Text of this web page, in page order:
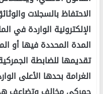
الاحتفاظ بالسجلات
المدة المحددة فيها أو
تقديمها للضابطة
الغرامة بحدها الأعلى